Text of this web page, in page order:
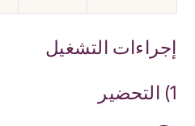
إجراءات التشغيل
1) التحضير